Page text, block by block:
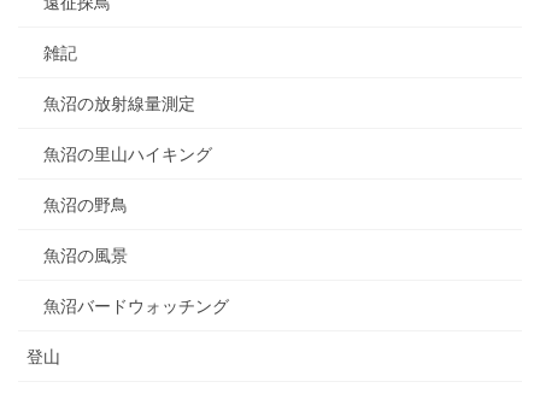
雑記
魚沼の放射線量測定
魚沼の里山ハイキング
魚沼の野鳥
魚沼の風景
魚沼バードウォッチング
登山